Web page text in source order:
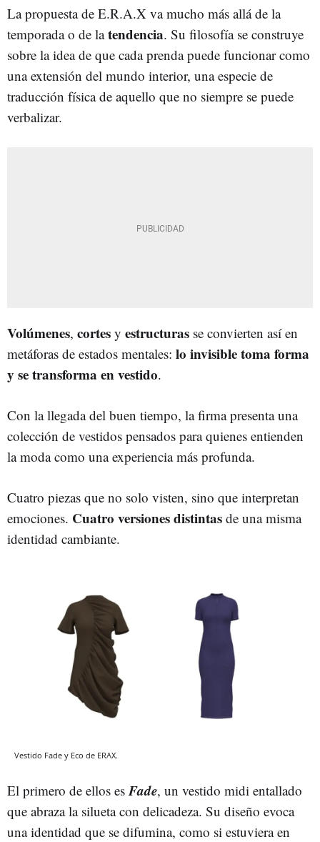
La propuesta de E.R.A.X va mucho más allá de la
temporada o de latendencia. Su filosofía se construye
sobre la idea de que cada prenda puede funcionar como
una extensión del mundo interior, una especie de
traducción física de aquello que no siempre se puede
verbalizar.
Volúmenes, cortes y estructuras se convierten así en
metáforas de estados mentales: lo invisible toma forma
y se transforma en vestido.
Con la llegada del buen tiempo, la firma presenta una
colección de vestidos pensados para quienes entienden
la moda como una experiencia más profunda.
Cuatro piezas que no solo visten, sino que interpretan
emociones. Cuatro versiones distintas de una misma
identidad cambiante.
Vestido Fade y Eco de ERAX.
El primero de ellos es Fade, un vestido midi entallado
que abraza la silueta con delicadeza. Su diseño evoca
una identidad que se difumina, como si estuviera en